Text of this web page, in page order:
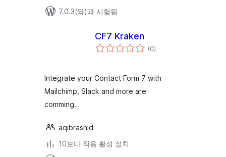
7.0.3(와)과 시험됨
CF7 Kraken
(0전
체)
Integrate your Contact Form 7 with
Mailchimp, Slack and more are
comming…
aqibrashid
10보다 적음 활성 설치